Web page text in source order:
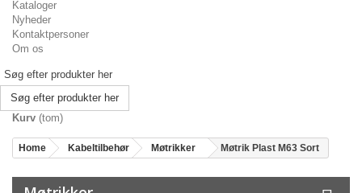
Kataloger
Nyheder
Kontaktpersoner
Om os
Søg efter produkter her
Kurv (tom)
Home Kabeltilbehør Møtrikker Møtrik Plast M63 Sort